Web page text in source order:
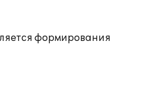
формирования